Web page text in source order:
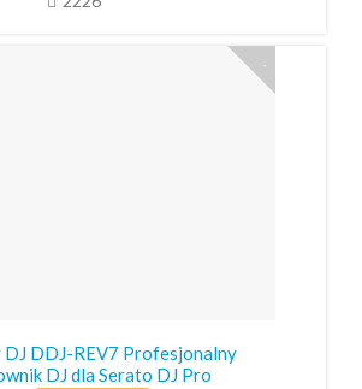
DJ DDJ-REV7 Profesjonalny
DJ dla Serato DJ Pro